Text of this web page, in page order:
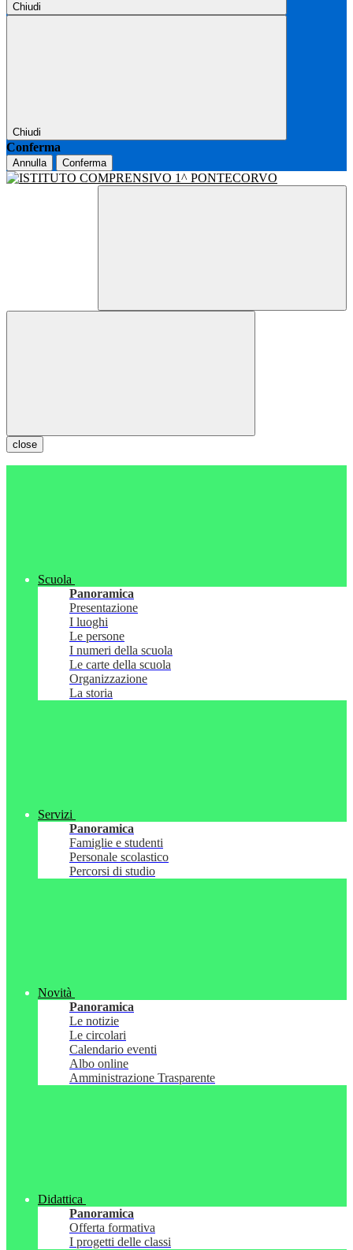
Chiudi
Chiudi
Conferma
Annulla Conferma
close
Scuola
Panoramica
Presentazione
I luoghi
Le persone
I numeri della scuola
Le carte della scuola
Organizzazione
La storia
Servizi
Panoramica
Famiglie e studenti
Personale scolastico
Percorsi di studio
Novità
Panoramica
Le notizie
Le circolari
Calendario eventi
Albo online
Amministrazione Trasparente
Didattica
Panoramica
Offerta formativa
I progetti delle classi